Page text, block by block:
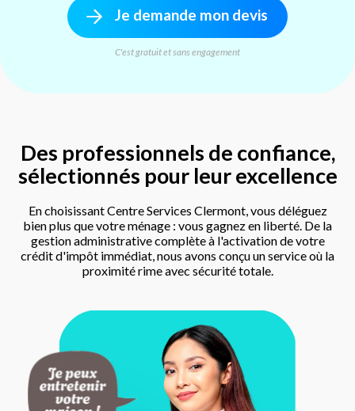
Je demande mon devis
C'est gratuit et sans engagement
Des professionnels de confiance,
sélectionnés pour leur excellence
En choisissant Centre Services Clermont, vous déléguez
bien plus que votre ménage : vous gagnez en liberté. De la
gestion administrative complète à l'activation de votre
crédit d'impôt immédiat, nous avons conçu un service où la
proximité rime avec sécurité totale.